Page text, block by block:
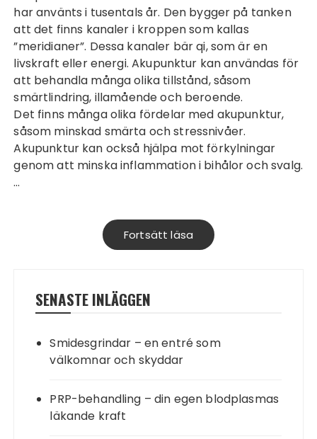
har använts i tusentals år. Den bygger på tanken
att det finns kanaler i kroppen som kallas
”meridianer”. Dessa kanaler bär qi, som är en
livskraft eller energi. Akupunktur kan användas för
att behandla många olika tillstånd, såsom
smärtlindring, illamående och beroende.
Det finns många olika fördelar med akupunktur,
såsom minskad smärta och stressnivåer.
Akupunktur kan också hjälpa mot förkylningar
genom att minska inflammation i bihålor och svalg.
…
Fortsätt läsa
SENASTE INLÄGGEN
Smidesgrindar – en entré som
välkomnar och skyddar
PRP-behandling – din egen blodplasmas
läkande kraft